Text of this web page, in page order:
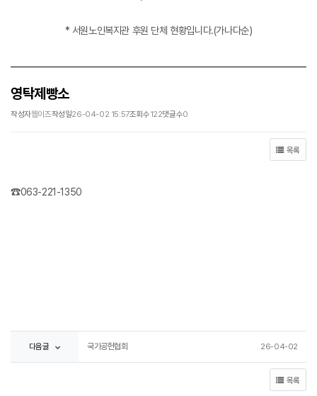
* 서원노인복지관 후원 단체 현황입니다.(가나다순)
영탁제빵소
작성자웹이즈작성일26-04-02 15:57조회수122댓글수0
목록
☎063-221-1350
다음글 국가공헌협회 26-04-02
목록